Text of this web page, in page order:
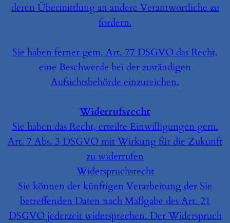
deren Übermittlung an andere Verantwortliche zu
fordern.
Sie haben ferner gem. Art. 77 DSGVO das Recht,
eine Beschwerde bei der zuständigen
Aufsichtsbehörde einzureichen.
Widerrufsrecht
Sie haben das Recht, erteilte Einwilligungen gem.
Art. 7 Abs. 3 DSGVO mit Wirkung für die Zukunft
zu widerrufen
Widerspruchsrecht
Sie können der künftigen Verarbeitung der Sie
betreffenden Daten nach Maßgabe des Art. 21
DSGVO jederzeit widersprechen. Der Widerspruch